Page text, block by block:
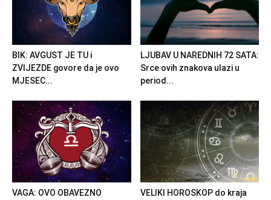
BIK: AVGUST JE TU i
ZVIJEZDE govore da je ovo
MJESEC...
LJUBAV U NAREDNIH 72 SATA:
Srce ovih znakova ulazi u
period...
VAGA: OVO OBAVEZNO
VELIKI HOROSKOP do kraja